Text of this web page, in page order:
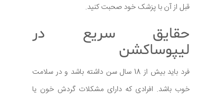
قبل از آن با پزشک خود صحبت کنید.
حقایق سریع در
لیپوساکشن
فرد باید بیش از 18 سال سن داشته باشد و در سلامت
خوب باشد. افرادی که دارای مشکلات گردش خون یا